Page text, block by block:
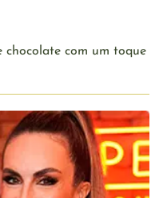
chocolate com um toque